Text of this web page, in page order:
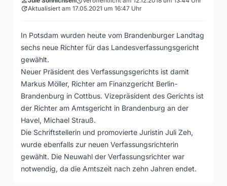
updateAktualisiert am 17.05.2021 um 16:47 Uhr
In Potsdam wurden heute vom Brandenburger Landtag
sechs neue Richter für das Landesverfassungsgericht
gewählt.
Neuer Präsident des Verfassungsgerichts ist damit
Markus Möller, Richter am Finanzgericht Berlin-
Brandenburg in Cottbus. Vizepräsident des Gerichts ist
der Richter am Amtsgericht in Brandenburg an der
Havel, Michael Strauß.
Die Schriftstellerin und promovierte Juristin Juli Zeh,
wurde ebenfalls zur neuen Verfassungsrichterin
gewählt. Die Neuwahl der Verfassungsrichter war
notwendig, da die Amtszeit nach zehn Jahren endet.